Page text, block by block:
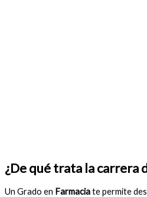
¿De qué trata la carrera
Un Grado en Farmaciate permite